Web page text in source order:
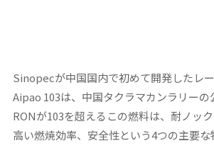
Sinopecが中国国内で初めて開発したレ
Aipao 103は、中国タクラマカンラリーの
RONが103を超えるこの燃料は、耐ノック
高い燃焼効率、安全性という4つの主要な